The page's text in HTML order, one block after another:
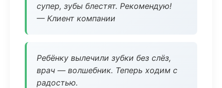
супер, зубы блестят. Рекомендую!
— Клиент компании
Ребёнку вылечили зубки без слёз,
врач — волшебник. Теперь ходим с
радостью.